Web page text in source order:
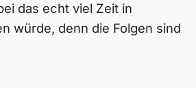
das echt viel Zeit in
würde, denn die Folgen sind